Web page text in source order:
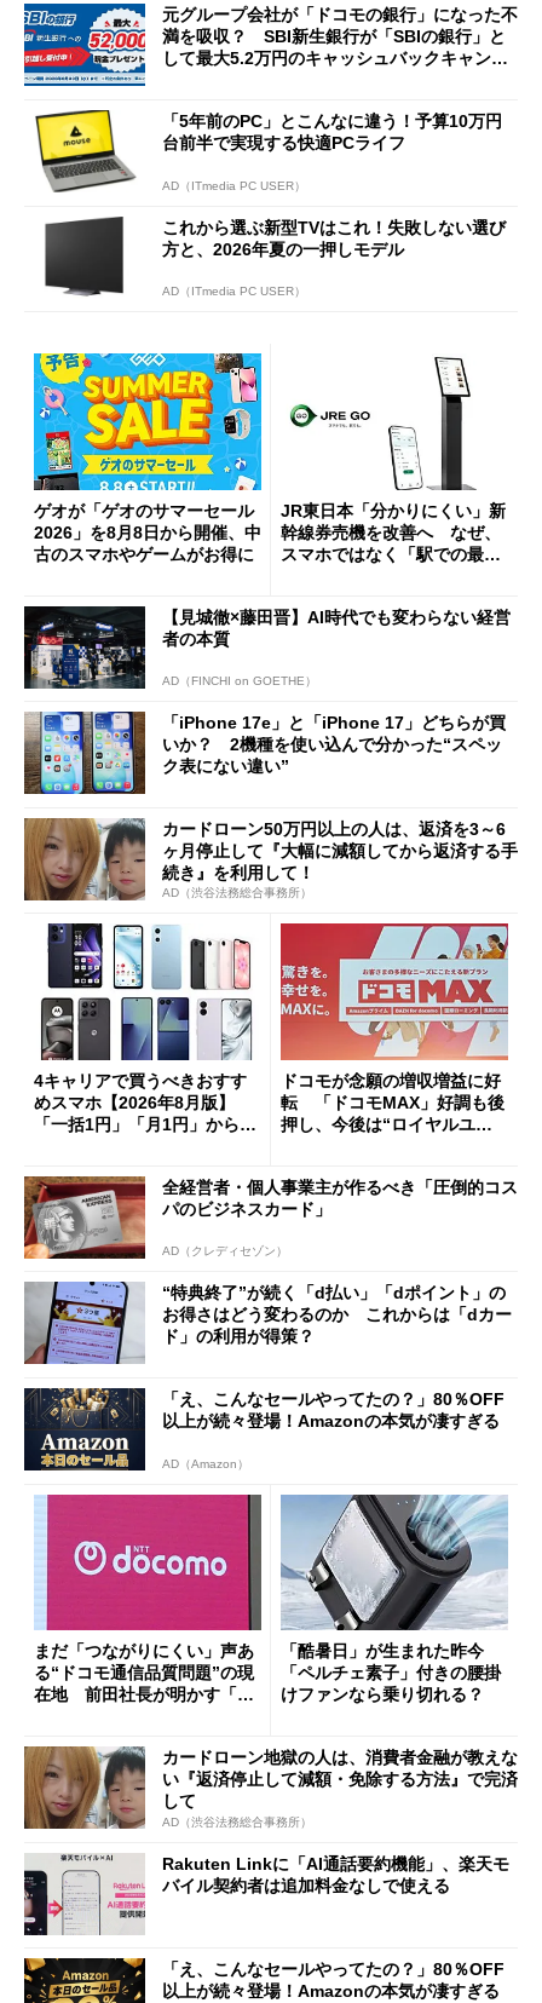
元グループ会社が「ドコモの銀行」になった不
満を吸収？ SBI新生銀行が「SBIの銀行」と
して最大5.2万円のキャッシュバックキャンペ
「5年前のPC」とこんなに違う！予算10万円
台前半で実現する快適PCライフ
AD（ITmedia PC USER）
これから選ぶ新型TVはこれ！失敗しない選び
方と、2026年夏の一押しモデル
AD（ITmedia PC USER）
ゲオが「ゲオのサマーセール
2026」を8月8日から開催、中
古のスマホやゲームがお得に
JR東日本「分かりにくい」新
幹線券売機を改善へ なぜ、
スマホではなく「駅での最短
【見城徹×藤田晋】AI時代でも変わらない経営
者の本質
AD（FINCHI on GOETHE）
「iPhone 17e」と「iPhone 17」どちらが買
いか？ 2機種を使い込んで分かった“スペッ
ク表にない違い”
カードローン50万円以上の人は、返済を3～6
ヶ月停止して『大幅に減額してから返済する手
続き』を利用して！
AD（渋谷法務総合事務所）
4キャリアで買うべきおすす
めスマホ【2026年8月版】
「一括1円」「月1円」からお
ドコモが念願の増収増益に好
転 「ドコモMAX」好調も後
押し、今後は“ロイヤルユー
全経営者・個人事業主が作るべき「圧倒的コス
パのビジネスカード」
AD（クレディセゾン）
“特典終了”が続く「d払い」「dポイント」の
お得さはどう変わるのか これからは「dカー
ド」の利用が得策？
「え、こんなセールやってたの？」80％OFF
以上が続々登場！Amazonの本気が凄すぎる
AD（Amazon）
まだ「つながりにくい」声あ
る“ドコモ通信品質問題”の現
在地 前田社長が明かす「道
「酷暑日」が生まれた昨今
「ペルチェ素子」付きの腰掛
けファンなら乗り切れる？
カードローン地獄の人は、消費者金融が教えな
い『返済停止して減額・免除する方法』で完済
して
AD（渋谷法務総合事務所）
Rakuten Linkに「AI通話要約機能」、楽天モ
バイル契約者は追加料金なしで使える
「え、こんなセールやってたの？」80％OFF
以上が続々登場！Amazonの本気が凄すぎる